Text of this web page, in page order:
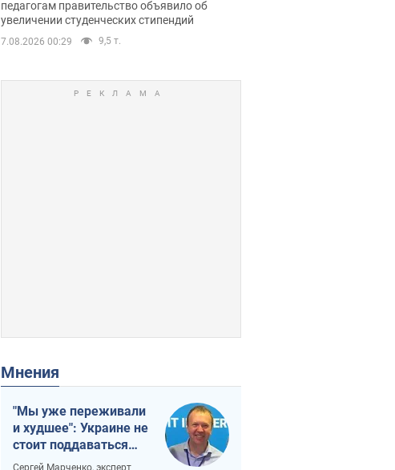
педагогам правительство объявило об
увеличении студенческих стипендий
7.08.2026 00:29 9,5 т.
Мнения
"Мы уже переживали
и худшее": Украине не
стоит поддаваться
отчаянию из-за
Сергей Марченко, эксперт